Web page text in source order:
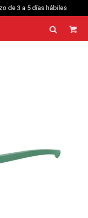
de 3 a 5 días hábiles